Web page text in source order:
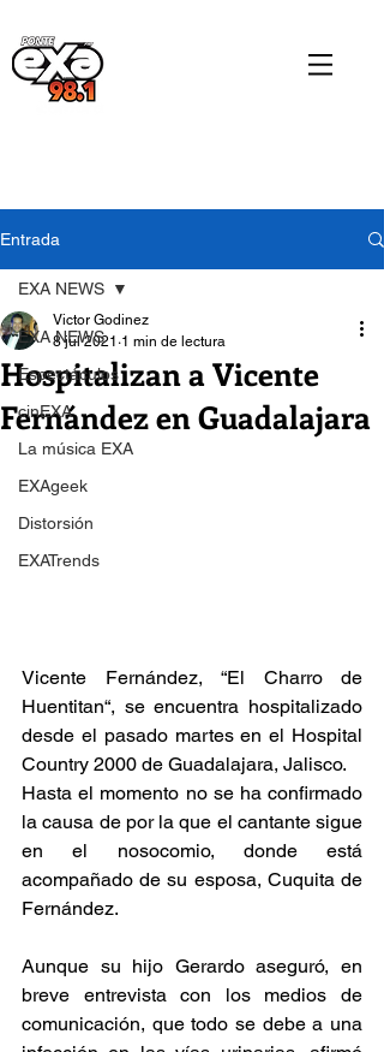
Entrada
EXA NEWS
Espectáculos
cinEXA
La música EXA
EXAgeek
Distorsión
EXATrends
EXA NEWS
Hospitalizan a Vicente
Fernández en Guadalajara
Victor Godinez
8 jul 2021 1 min de lectura
Vicente Fernández, “El Charro de
Huentitan“, se encuentra hospitalizado
desde el pasado martes en el Hospital
Country 2000 de Guadalajara, Jalisco.
Hasta el momento no se ha confirmado
la causa de por la que el cantante sigue
en el nosocomio, donde está
acompañado de su esposa, Cuquita de
Fernández.
Aunque su hijo Gerardo aseguró, en
breve entrevista con los medios de
comunicación, que todo se debe a una